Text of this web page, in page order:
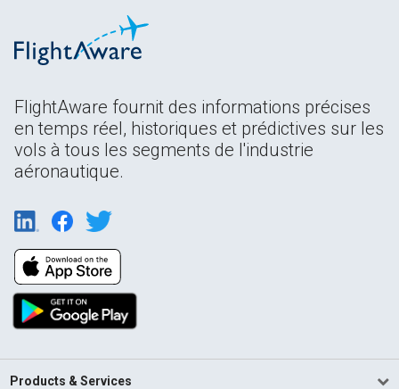
FlightAware fournit des informations précises
en temps réel, historiques et prédictives sur les
vols à tous les segments de l'industrie
aéronautique.
Products & Services